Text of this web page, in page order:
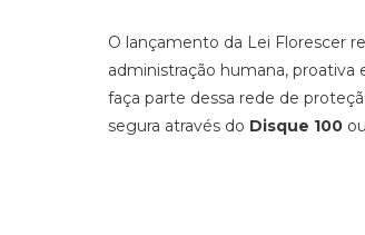
O lançamento da Lei Florescer
administração humana, proativa
faça parte dessa rede de
segura através do Disque 100